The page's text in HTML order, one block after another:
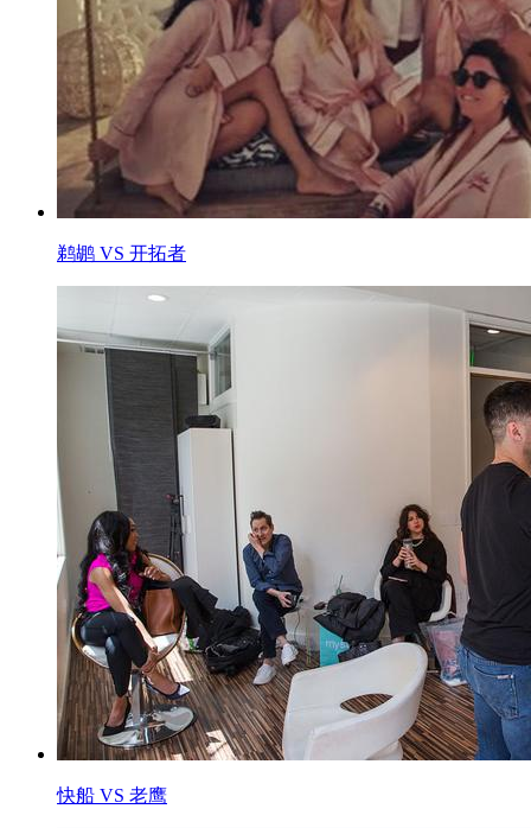
鹈鹕 VS 开拓者
快船 VS 老鹰